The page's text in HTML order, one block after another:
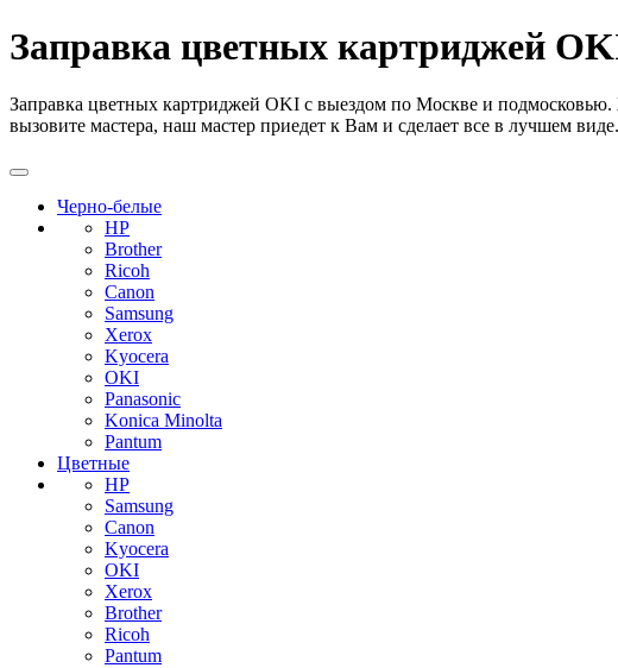
Заправка цветных картриджей
Заправка цветных картриджей OKI с выездом по Москве и
вызовите мастера, наш мастер приедет к Вам и сделает все в лучшем виде.
Черно-белые
HP
Brother
Ricoh
Canon
Samsung
Xerox
Kyocera
OKI
Panasonic
Konica Minolta
Pantum
Цветные
HP
Samsung
Canon
Kyocera
OKI
Xerox
Brother
Ricoh
Pantum